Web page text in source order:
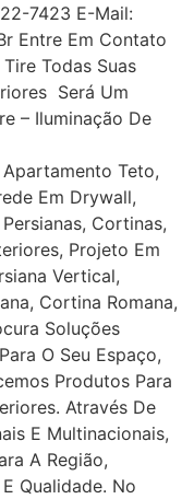
7423 E-Mail:
Entre Em Contato
Todas Suas
Será Um
– Iluminação De
Teto,
Em Drywall,
Cortinas,
Projeto Em
Vertical,
Cortina Romana,
Soluções
O Seu Espaço,
Produtos Para
Através De
E Multinacionais,
A Região,
Qualidade. No